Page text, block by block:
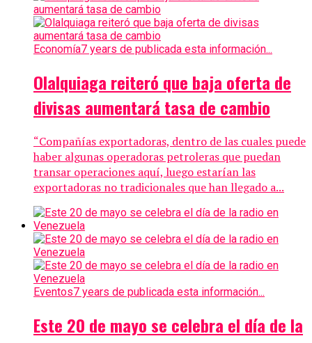
Economía7 years de publicada esta información...
Olalquiaga reiteró que baja oferta de
divisas aumentará tasa de cambio
“Compañías exportadoras, dentro de las cuales puede
haber algunas operadoras petroleras que puedan
transar operaciones aquí, luego estarían las
exportadoras no tradicionales que han llegado a...
Eventos7 years de publicada esta información...
Este 20 de mayo se celebra el día de la